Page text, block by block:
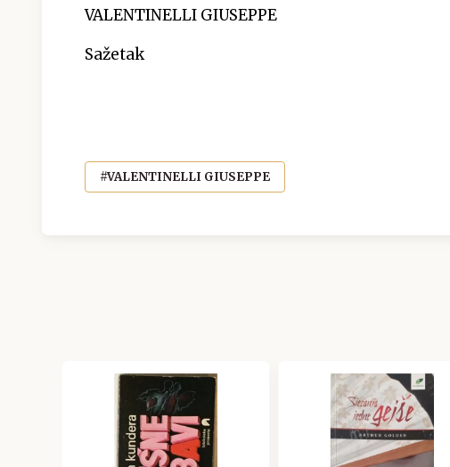
VALENTINELLI GIUSEPPE
Sažetak
#VALENTINELLI GIUSEPPE